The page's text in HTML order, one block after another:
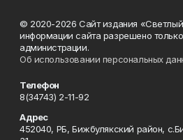
© 2020-2026 Сайт издания «Светлый
информации сайта разрешено
администрации.
Об использовании персональных
Телефон
8(34743) 2-11-92
Адрес
452040, РБ, Бижбулякский район,